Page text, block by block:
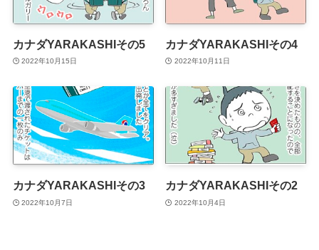
カナダYARAKASHIその5
2022年10月15日
カナダYARAKASHIその4
2022年10月11日
カナダYARAKASHIその3
2022年10月7日
カナダYARAKASHIその2
2022年10月4日